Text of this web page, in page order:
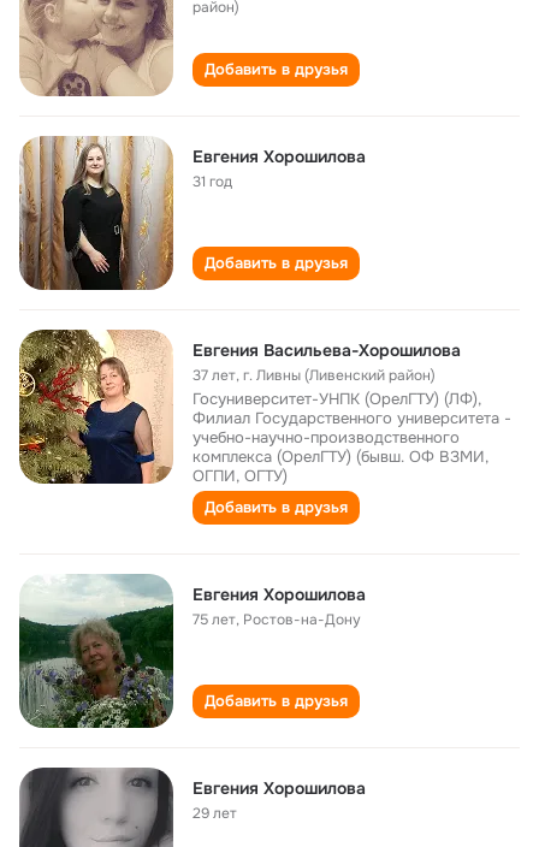
район)
Добавить в друзья
Евгения Хорошилова
31 год
Добавить в друзья
Евгения Васильева-Хорошилова
37 лет,г. Ливны (Ливенский район)
Госуниверситет-УНПК (ОрелГТУ) (ЛФ),
Филиал Государственного университета -
учебно-научно-производственного
комплекса (ОрелГТУ) (бывш. ОФ ВЗМИ,
ОГПИ, ОГТУ)
Добавить в друзья
Евгения Хорошилова
75 лет, Ростов-на-Дону
Добавить в друзья
Евгения Хорошилова
29 лет